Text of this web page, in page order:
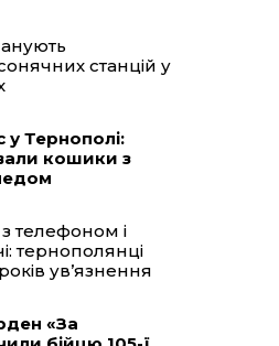
станцій у
у Тернополі:
кошики з
телефоном і
тернополянці
ув’язнення
«За